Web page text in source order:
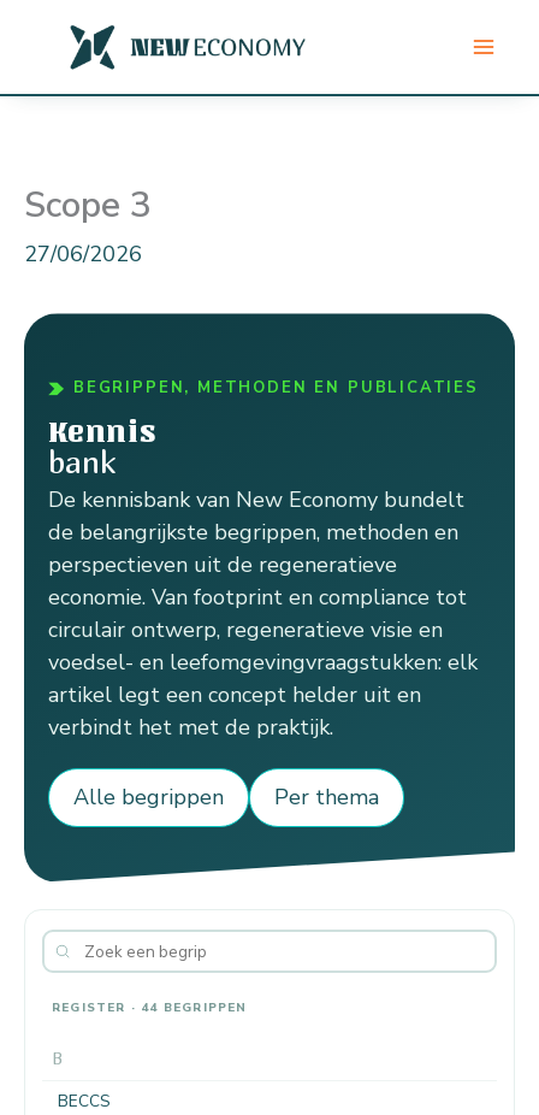
de
Scope 3
27/06/2026
BEGRIPPEN, METHODEN EN PUBLICATIES
Kennis
bank
De kennisbank van New Economy bundelt
de belangrijkste begrippen, methoden en
perspectieven uit de regeneratieve
economie. Van footprint en compliance tot
circulair ontwerp, regeneratieve visie en
voedsel- en leefomgevingvraagstukken: elk
artikel legt een concept helder uit en
verbindt het met de praktijk.
Alle begrippen Per thema
REGISTER · 44 BEGRIPPEN
B
BECCS